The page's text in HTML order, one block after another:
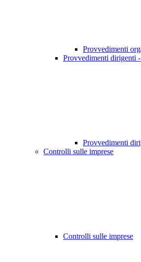
Provvedimenti
Provvedimenti dirigenti
Provvedimenti
Controlli sulle imprese
Controlli sulle imprese